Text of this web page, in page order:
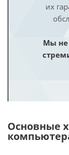
их
Мы не
Основные